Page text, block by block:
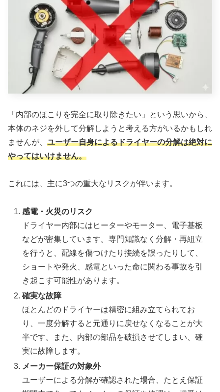
「内部のほこりを完全に取り除きたい」という思いから、
本体のネジを外して分解しようと考える方がいるかもしれ
ませんが、 ユーザー自身によるドライヤーの分解は絶対に
やってはいけません。
これには、主に3つの重大なリスクが伴います。
感電・火災のリスク
ドライヤー内部にはヒーターやモーター、電子基板
などが密集しています。専門知識なく分解・再組立
を行うと、配線を傷つけたり接続を誤ったりして、
ショートや発火、感電といった命に関わる事故を引
き起こす可能性があります。
確実な故障
ほとんどのドライヤーは精密に組み立てられてお
り、一度分解すると元通りに戻せなくなることが大
半です。また、内部の部品を破損させてしまい、確
実に故障します。
メーカー保証の対象外
ユーザーによる分解が確認された場合、たとえ保証